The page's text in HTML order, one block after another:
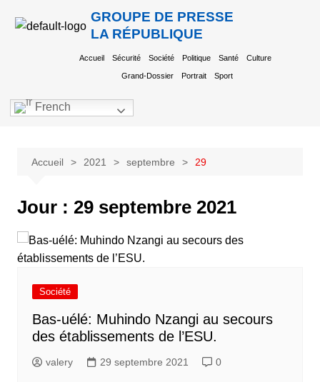
GROUPE DE PRESSE
LA RÉPUBLIQUE
Accueil Sécurité Société Politique Santé Culture
Grand-Dossier Portrait Sport
French
Accueil 2021 septembre 29
Jour : 29 septembre 2021
Société
Bas-uélé: Muhindo Nzangi au secours
des établissements de l’ESU.
valery 29 septembre 2021 0